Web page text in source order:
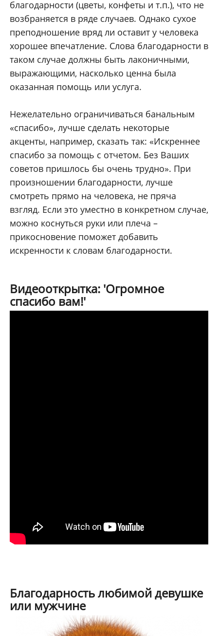
благодарности (цветы, конфеты и т.п.), что не
возбраняется в ряде случаев. Однако сухое
преподношение вряд ли оставит у человека
хорошее впечатление. Слова благодарности в
таком случае должны быть лаконичными,
выражающими, насколько ценна была
оказанная помощь или услуга.
Нежелательно ограничиваться банальным
«спасибо», лучше сделать некоторые
акценты, например, сказать так: «Искреннее
спасибо за помощь с отчетом. Без Ваших
советов пришлось бы очень трудно». При
произношении благодарности, лучше
смотреть прямо на человека, не пряча
взгляд. Если это уместно в конкретном случае,
можно коснуться руки или плеча –
прикосновение поможет добавить
искренности к словам благодарности.
Видеооткрытка: 'Огромное
спасибо вам!'
Благодарность любимой девушке
или мужчине